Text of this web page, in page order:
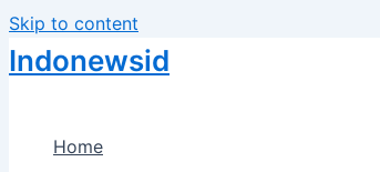
Skip to content
Indonewsid
Home